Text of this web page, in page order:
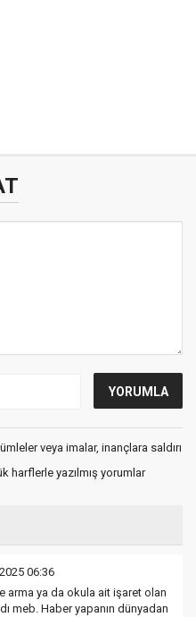
veya imalar, inançlara saldırı
harflerle yazılmış yorumlar
06:36
arma ya da okula ait işaret olan
meb. Haber yapanın dünyadan